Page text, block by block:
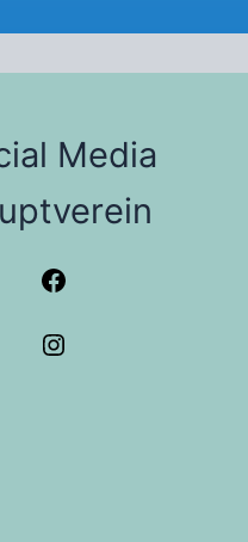
Media